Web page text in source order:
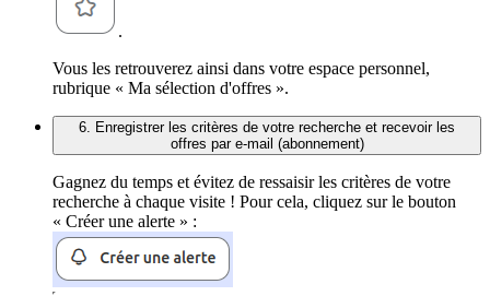
.
Vous les retrouverez ainsi dans votre espace personnel,
rubrique « Ma sélection d'offres ».
6. Enregistrer les critères de votre recherche et recevoir les
offres par e-mail (abonnement)
Gagnez du temps et évitez de ressaisir les critères de votre
recherche à chaque visite ! Pour cela, cliquez sur le bouton
« Créer une alerte » :